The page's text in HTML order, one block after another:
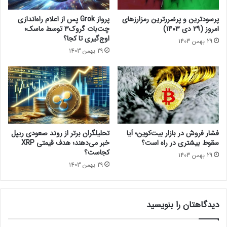
اشتراک‌گذاری
اخبار کوتاه
ل
ه‌
ز
د
ا
ن
ت
ر
ک
ی
ه
!
ی
س
ر
ا
ی
ه‌
گ
ذ
ا
ر
ی
ا
ی
ا
ا
پرسودترین و پرضررترین رمزارزهای
امروز (۲۹ دی ۱۴۰۳)
29 بهمن 1403
پرواز Grok پس از اعلام راه‌اندازی
چت‌بات گروک۳ توسط ماسک؛
اوج‌گیری تا کجا؟
29 بهمن 1403
فشار فروش در بازار بیت‌کوین؛ آیا
سقوط بیشتری در راه است؟
29 بهمن 1403
تحلیلگران برتر از روند صعودی ریپل
خبر می‌دهند؛ هدف قیمتی XRP
کجاست؟
29 بهمن 1403
دیدگاهتان را بنویسید